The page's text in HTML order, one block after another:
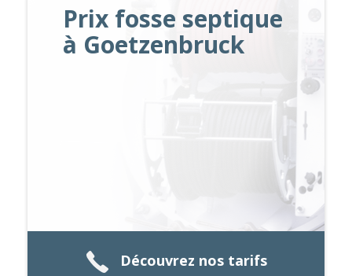
Prix fosse septique
à Goetzenbruck
Découvrez nos tarifs